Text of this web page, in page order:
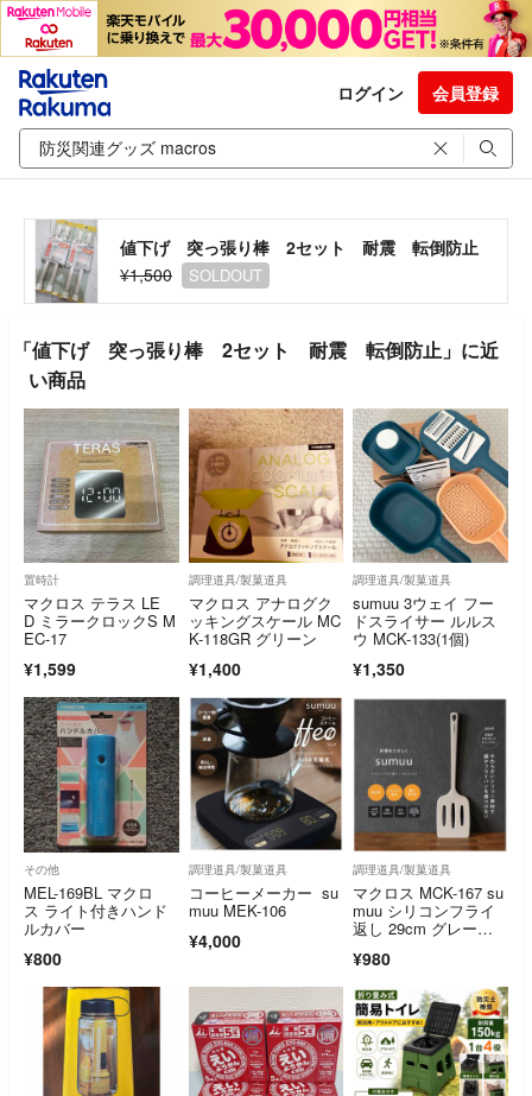
ログイン 会員登録
値下げ 突っ張り棒 2セット 耐震 転倒防止
¥1,500
SOLDOUT
「値下げ 突っ張り棒 2セット 耐震 転倒防止」に近
い商品
置時計
マクロス テラス LE
D ミラークロックS M
EC-17
¥1,599
調理道具/製菓道具
マクロス アナログク
ッキングスケール MC
K-118GR グリーン
¥1,400
調理道具/製菓道具
sumuu 3ウェイ フー
ドスライサー ルルス
ウ MCK-133(1個)
¥1,350
その他
MEL-169BL マクロ
ス ライト付きハンド
ルカバー
¥800
調理道具/製菓道具
コーヒーメーカー su
muu MEK-106
¥4,000
調理道具/製菓道具
マクロス MCK-167 su
muu シリコンフライ
返し 29cm グレージ
¥980